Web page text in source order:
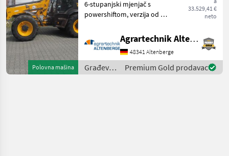
Polovna mašina
33.529,41 €
neto
6-stupanjski mjenjač s
powershiftom, verzija od 40
stražnja radna svjetla,
grijanje kabine, klima
uređaj, hidraulična b
Agrartechnik Altenberge GmbH
48341 Altenberge
Građevinski
strojevi /
Premium Gold prodavac